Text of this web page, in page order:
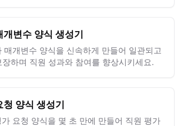
변수 양식 생성기
매개변수 양식을 신속하게 만들어 일관되고
하며 직원 성과와 참여를 향상시키세요.
양식 생성기
요청 양식을 몇 초 만에 만들어 직원 평가